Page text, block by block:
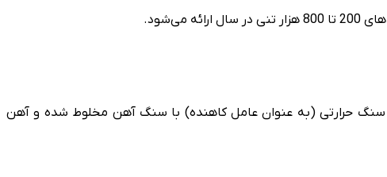
سنگ حرارتی (به عنوان عامل کاهنده) با سنگ آهن مخلوط شده و آهن